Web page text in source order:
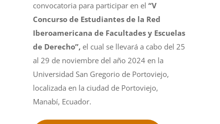
convocatoria para participar en el“V
Concurso de Estudiantes de la Red
Iberoamericana de Facultades y Escuelas
de Derecho”, el cual se llevará a cabo del 25
al 29 de noviembre del año 2024 en la
Universidad San Gregorio de Portoviejo,
localizada en la ciudad de Portoviejo,
Manabí, Ecuador.